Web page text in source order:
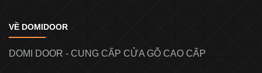
VỀ DOMIDOOR
DOMI DOOR - CUNG CẤP CỬA GỖ CAO CẤP